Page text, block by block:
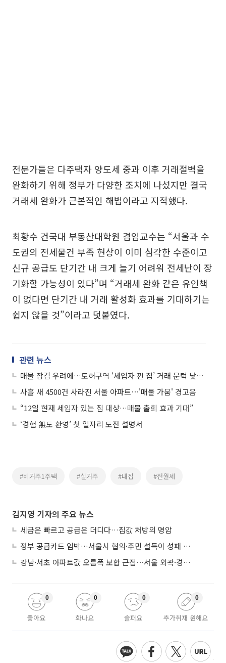
전문가들은 다주택자 양도세 중과 이후 거래절벽을
완화하기 위해 정부가 다양한 조치에 나섰지만 결국
거래세 완화가 근본적인 해법이라고 지적했다.
최황수 건국대 부동산대학원 겸임교수는 “서울과 수
도권의 전세물건 부족 현상이 이미 심각한 수준이고
신규 공급도 단기간 내 크게 늘기 어려워 전세난이 장
기화할 가능성이 있다”며 “거래세 완화 같은 유인책
이 없다면 단기간 내 거래 활성화 효과를 기대하기는
쉽지 않을 것”이라고 덧붙였다.
관련 뉴스
매물 잠김 우려에…토허구역 ‘세입자 낀 집’ 거래 문턱 낮춘다
사흘 새 4500건 사라진 서울 아파트⋯'매물 가뭄' 경고음
“12일 현재 세입자 있는 집 대상…매물 출회 효과 기대”
‘경험 無도 환영’ 첫 일자리 도전 설명서
#비거주1주택 #실거주 #내집 #전월세
김지영 기자의 주요 뉴스
세금은 빠르고 공급은 더디다…집값 처방의 명암
정부 공급카드 임박…서울시 협의·주민 설득이 성패 가른다
강남·서초 아파트값 오름폭 보합 근접⋯서울 외곽·경기 남부 중심 매수세
좋아요
0
화나요
0
슬퍼요
0
추가취재 원해요
0